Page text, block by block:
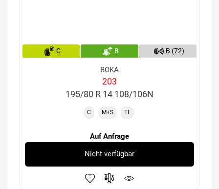
C B B (72)
BOKA
203
195/80 R 14 108/106N
C M+S TL
Auf Anfrage
Nicht verfügbar